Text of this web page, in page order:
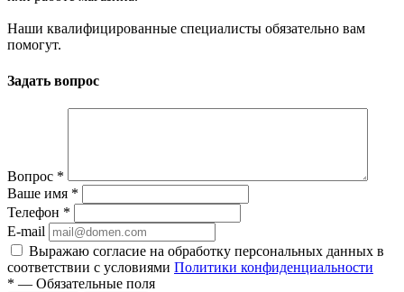
Наши квалифицированные специалисты обязательно вам
помогут.
Задать вопрос
Вопрос *
Ваше имя *
Телефон *
E-mail
Выражаю согласие на обработку персональных данных в
соответствии с условиями Политики конфиденциальности
* — Обязательные поля